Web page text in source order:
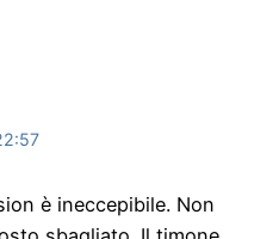
è ineccepibile. Non